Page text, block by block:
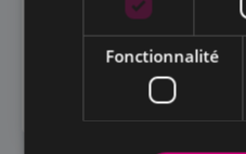
il y a 2 années• Horeca
Fonctionnalité